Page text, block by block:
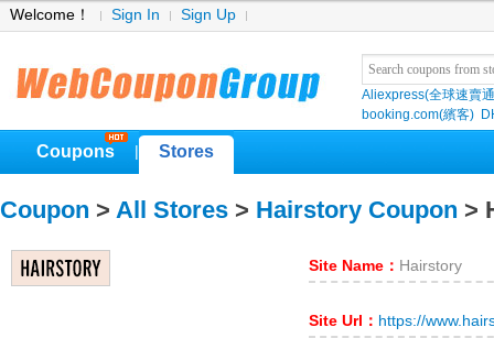
Welcome！ Sign In Sign Up
Aliexpress(全球速賣
booking.com(繽客)
Coupons Stores
Coupon > All Stores > Hairstory Coupon >
Site Name： Hairstory
Site Url： https://